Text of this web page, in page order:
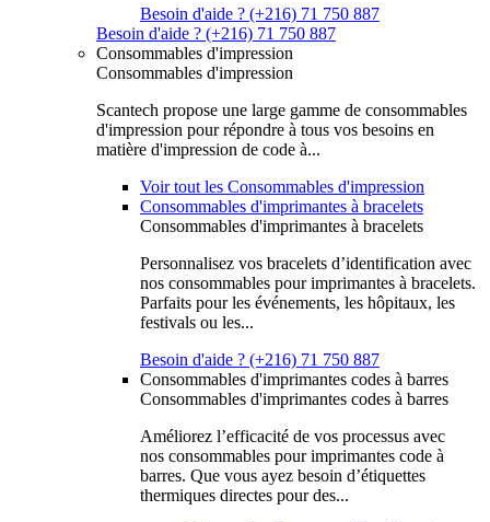
Besoin d'aide ? (+216) 71 750 887
Besoin d'aide ? (+216) 71 750 887
Consommables d'impression
Consommables d'impression
Scantech propose une large gamme de consommables
d'impression pour répondre à tous vos besoins en
matière d'impression de code à...
Voir tout les Consommables d'impression
Consommables d'imprimantes à bracelets
Consommables d'imprimantes à bracelets
Personnalisez vos bracelets d’identification avec
nos consommables pour imprimantes à bracelets.
Parfaits pour les événements, les hôpitaux, les
festivals ou les...
Besoin d'aide ? (+216) 71 750 887
Consommables d'imprimantes codes à barres
Consommables d'imprimantes codes à barres
Améliorez l’efficacité de vos processus avec
nos consommables pour imprimantes code à
barres. Que vous ayez besoin d’étiquettes
thermiques directes pour des...